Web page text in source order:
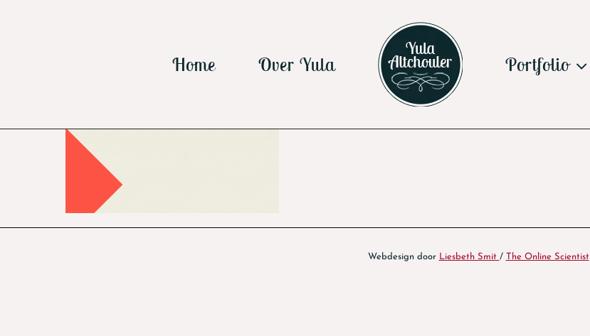
Home Over Yula Portfolio
Webdesign door Liesbeth Smit / The Online Scientist